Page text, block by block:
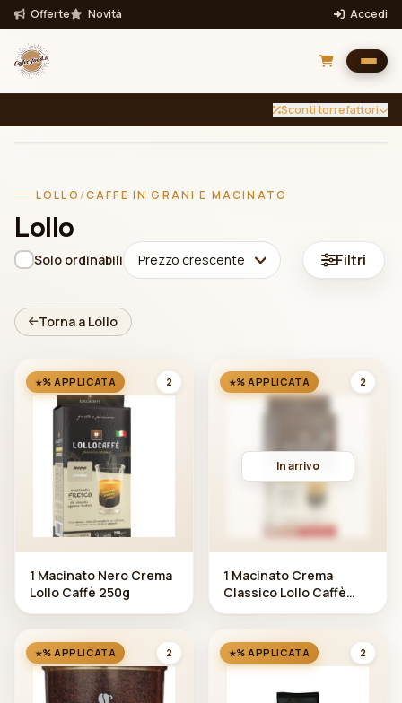
Offerte Novità Accedi
Sconti torrefattori
Bevande
LOLLO /CAFFE IN GRANI E MACINATO
Lollo
Solo ordinabili Prezzo crescente Filtri
Torna a Lollo
% APPLICATA 2
1 Macinato Nero Crema
Lollo Caffè 250g
% APPLICATA 2
In arrivo
1 Macinato Crema
Classico Lollo Caffè
% APPLICATA 2 % APPLICATA 2